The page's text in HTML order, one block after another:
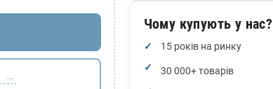
Чому купують у нас?
15 років на ринку
30 000+ товарів